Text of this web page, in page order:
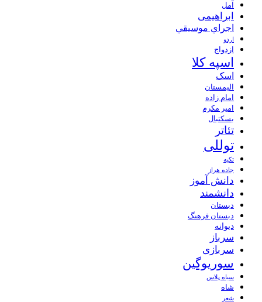
آمل
ابراهیمی
اجراي موسيقي
اردو
ازدواج
اسپه کلا
اسک
الیمستان
امام زاده
امیر مکرم
بسکتبال
تئاتر
توللی
تکیه
جاده هراز
دانش آموز
دانشمند
دبستان
دبستان فرهنگ
دیوانه
سرباز
سربازی
سوریوگین
سیاه پلاس
شاه
شعر